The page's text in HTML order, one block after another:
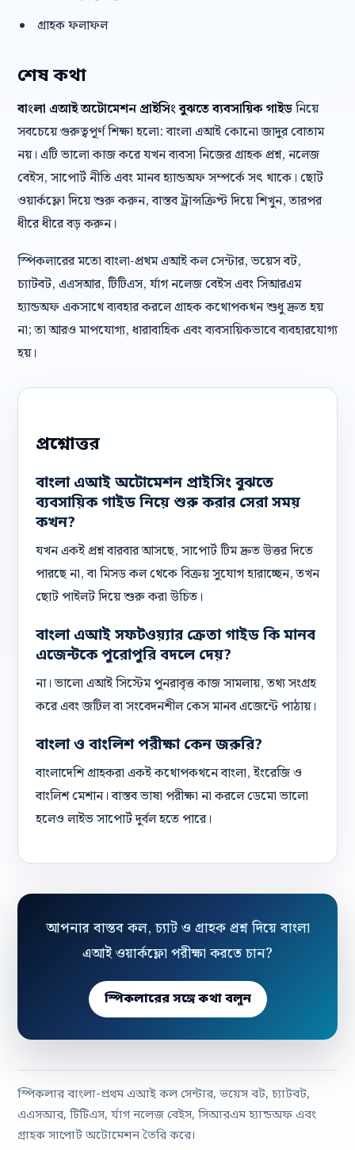
গ্রাহক ফলাফল
শেষ কথা
বাংলা এআই অটোমেশন প্রাইসিং বুঝতে ব্যবসায়িক গাইডনিয়ে
সবচেয়ে গুরুত্বপূর্ণ শিক্ষা হলো: বাংলা এআই কোনো জাদুর বোতাম
নয়। এটি ভালো কাজ করে যখন ব্যবসা নিজের গ্রাহক প্রশ্ন, নলেজ
বেইস, সাপোর্ট নীতি এবং মানব হ্যান্ডঅফ সম্পর্কে সৎ থাকে। ছোট
ওয়ার্কফ্লো দিয়ে শুরু করুন, বাস্তব ট্রান্সক্রিপ্ট দিয়ে শিখুন, তারপর
ধীরে ধীরে বড় করুন।
স্পিকলারের মতো বাংলা-প্রথম এআই কল সেন্টার, ভয়েস বট,
চ্যাটবট, এএসআর, টিটিএস, র্যাগ নলেজ বেইস এবং সিআরএম
হ্যান্ডঅফ একসাথে ব্যবহার করলে গ্রাহক কথোপকথন শুধু দ্রুত হয়
না; তা আরও মাপযোগ্য, ধারাবাহিক এবং ব্যবসায়িকভাবে ব্যবহারযোগ্য
হয়।
প্রশ্নোত্তর
বাংলা এআই অটোমেশন প্রাইসিং বুঝতে
ব্যবসায়িক গাইড নিয়ে শুরু করার সেরা সময়
কখন?
যখন একই প্রশ্ন বারবার আসছে, সাপোর্ট টিম দ্রুত উত্তর দিতে
পারছে না, বা মিসড কল থেকে বিক্রয় সুযোগ হারাচ্ছেন, তখন
ছোট পাইলট দিয়ে শুরু করা উচিত।
বাংলা এআই সফটওয়্যার ক্রেতা গাইড কি মানব
এজেন্টকে পুরোপুরি বদলে দেয়?
না। ভালো এআই সিস্টেম পুনরাবৃত্ত কাজ সামলায়, তথ্য সংগ্রহ
করে এবং জটিল বা সংবেদনশীল কেস মানব এজেন্টে পাঠায়।
বাংলা ও বাংলিশ পরীক্ষা কেন জরুরি?
বাংলাদেশি গ্রাহকরা একই কথোপকথনে বাংলা, ইংরেজি ও
বাংলিশ মেশান। বাস্তব ভাষা পরীক্ষা না করলে ডেমো ভালো
হলেও লাইভ সাপোর্ট দুর্বল হতে পারে।
আপনার বাস্তব কল, চ্যাট ও গ্রাহক প্রশ্ন দিয়ে বাংলা
এআই ওয়ার্কফ্লো পরীক্ষা করতে চান?
স্পিকলারের সঙ্গে কথা বলুন
স্পিকলার বাংলা-প্রথম এআই কল সেন্টার, ভয়েস বট, চ্যাটবট,
এএসআর, টিটিএস, র্যাগ নলেজ বেইস, সিআরএম হ্যান্ডঅফ এবং
গ্রাহক সাপোর্ট অটোমেশন তৈরি করে।